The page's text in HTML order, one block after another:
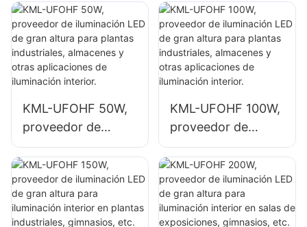
UFOHA 100W para
espacios interiores
como edificios de
fábricas
industriales y
almacenes.
publicitarias
exteriores e
iluminación de
señalización de
gran tamaño.
KML-UFOHF 50W,
proveedor de
iluminación LED de
gran altura para
plantas
industriales,
almacenes y otras
KML-UFOHF 100W,
proveedor de
iluminación LED de
gran altura para
plantas
industriales,
almacenes y otras